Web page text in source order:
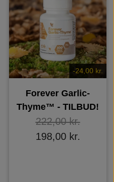
-24,00 kr.
Forever Garlic-
Thyme™ - TILBUD!
222,00 kr.
198,00 kr.